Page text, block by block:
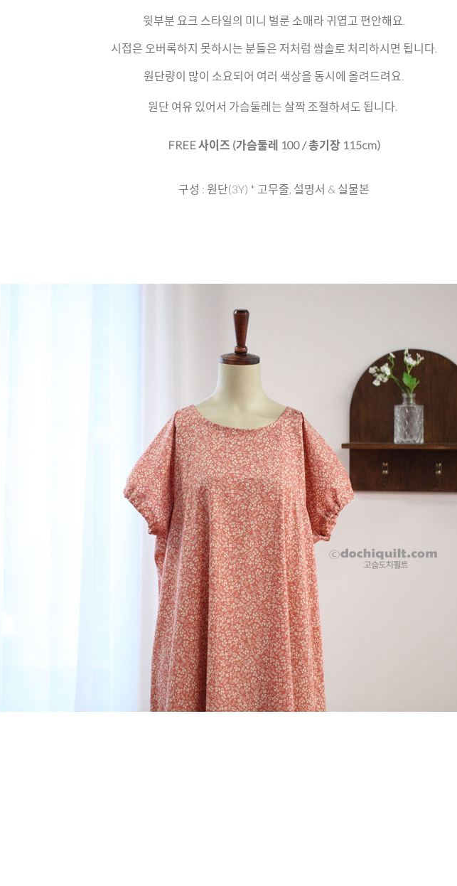
윗부분 요크 스타일의 미니 벌룬 소매라 귀엽고 편안해요.
시접은 오버록하지 못하시는 분들은 저처럼 쌈솔로 처리하시면 됩니다.
원단량이 많이 소요되어 여러 색상을 동시에 올려드려요.
원단 여유 있어서 가슴둘레는 살짝 조절하셔도 됩니다.
FREE 사이즈 (가슴둘레 100 / 총기장 115cm)
구성 : 원단(3Y) * 고무줄, 설명서 & 실물본